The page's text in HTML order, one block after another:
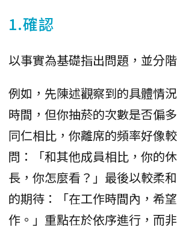
1.確認
以事實為基礎指出問題，並分
例如，先陳述觀察到的具體情
時間，但你抽菸的次數是否偏
同仁相比，你離席的頻率好像
問：「和其他成員相比，你的
長，你怎麼看？」最後以較柔
的期待：「在工作時間內，希
作。」重點在於依序進行，而